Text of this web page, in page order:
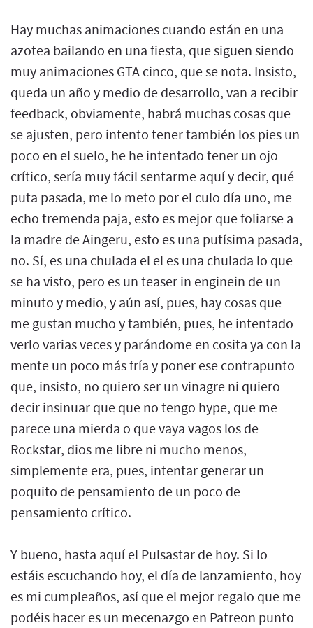
Hay muchas animaciones cuando están en una
azotea bailando en una fiesta, que siguen siendo
muy animaciones GTA cinco, que se nota. Insisto,
queda un año y medio de desarrollo, van a recibir
feedback, obviamente, habrá muchas cosas que
se ajusten, pero intento tener también los pies un
poco en el suelo, he he intentado tener un ojo
crítico, sería muy fácil sentarme aquí y decir, qué
puta pasada, me lo meto por el culo día uno, me
echo tremenda paja, esto es mejor que foliarse a
la madre de Aingeru, esto es una putísima pasada,
no. Sí, es una chulada el el es una chulada lo que
se ha visto, pero es un teaser in enginein de un
minuto y medio, y aún así, pues, hay cosas que
me gustan mucho y también, pues, he intentado
verlo varias veces y parándome en cosita ya con la
mente un poco más fría y poner ese contrapunto
que, insisto, no quiero ser un vinagre ni quiero
decir insinuar que que no tengo hype, que me
parece una mierda o que vaya vagos los de
Rockstar, dios me libre ni mucho menos,
simplemente era, pues, intentar generar un
poquito de pensamiento de un poco de
pensamiento crítico.
Y bueno, hasta aquí el Pulsastar de hoy. Si lo
estáis escuchando hoy, el día de lanzamiento, hoy
es mi cumpleaños, así que el mejor regalo que me
podéis hacer es un mecenazgo en Patreon punto